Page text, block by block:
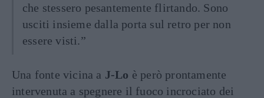
che stessero pesantemente flirtando. Sono
usciti insieme dalla porta sul retro per non
essere visti.”
Una fonte vicina a J-Lo è però prontamente
intervenuta a spegnere il fuoco incrociato dei